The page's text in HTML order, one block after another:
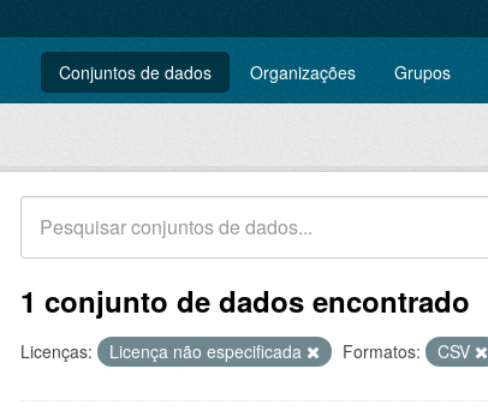
Conjuntos de dados Organizações Grupos
1 conjunto de dados encontrado
Licenças: Licença não especificada Formatos: CSV